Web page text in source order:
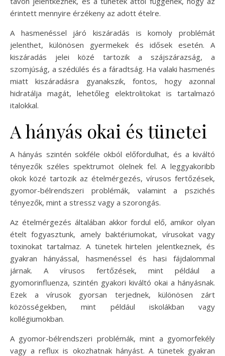
érintett mennyire érzékeny az adott ételre.
A hasmenéssel járó kiszáradás is komoly problémát
jelenthet, különösen gyermekek és idősek esetén. A
kiszáradás jelei közé tartozik a szájszárazság, a
szomjúság, a szédülés és a fáradtság. Ha valaki hasmenés
miatt kiszáradásra gyanakszik, fontos, hogy azonnal
hidratálja magát, lehetőleg elektrolitokat is tartalmazó
italokkal.
A hányás okai és tünetei
A hányás szintén sokféle okból előfordulhat, és a kiváltó
tényezők széles spektrumot ölelnek fel. A leggyakoribb
okok közé tartozik az ételmérgezés, vírusos fertőzések,
gyomor-bélrendszeri problémák, valamint a pszichés
tényezők, mint a stressz vagy a szorongás.
Az ételmérgezés általában akkor fordul elő, amikor olyan
ételt fogyasztunk, amely baktériumokat, vírusokat vagy
toxinokat tartalmaz. A tünetek hirtelen jelentkeznek, és
gyakran hányással, hasmenéssel és hasi fájdalommal
járnak. A vírusos fertőzések, mint például a
gyomorinfluenza, szintén gyakori kiváltó okai a hányásnak.
Ezek a vírusok gyorsan terjednek, különösen zárt
közösségekben, mint például iskolákban vagy
kollégiumokban.
A gyomor-bélrendszeri problémák, mint a gyomorfekély
vagy a reflux is okozhatnak hányást. A tünetek gyakran